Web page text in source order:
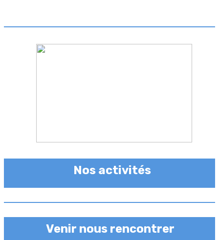
Nos activités
Venir nous rencontrer